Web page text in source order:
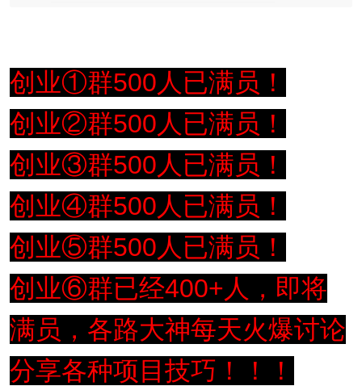
创业①群500人已满员！
创业②群500人已满员！
创业③群500人已满员！
创业④群500人已满员！
创业⑤群500人已满员！
创业⑥群已经400+人，即将
满员，各路大神每天火爆讨论
分享各种项目技巧！！！